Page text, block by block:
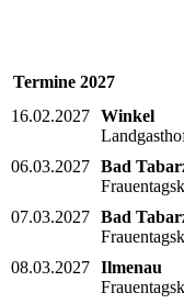
Termine 2027
16.02.2027 Winkel
06.03.2027 Bad
07.03.2027 Bad
08.03.2027 Ilmenau